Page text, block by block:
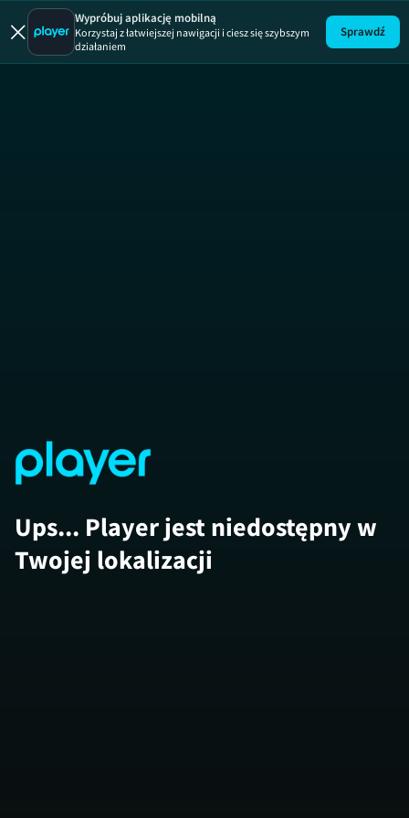
Maja w
Wypróbuj aplikację mobilną
Korzystaj z łatwiejszej nawigacji i ciesz się szybszym
działaniem
Sprawdź
Ups... Player jest niedostępny w
Twojej lokalizacji